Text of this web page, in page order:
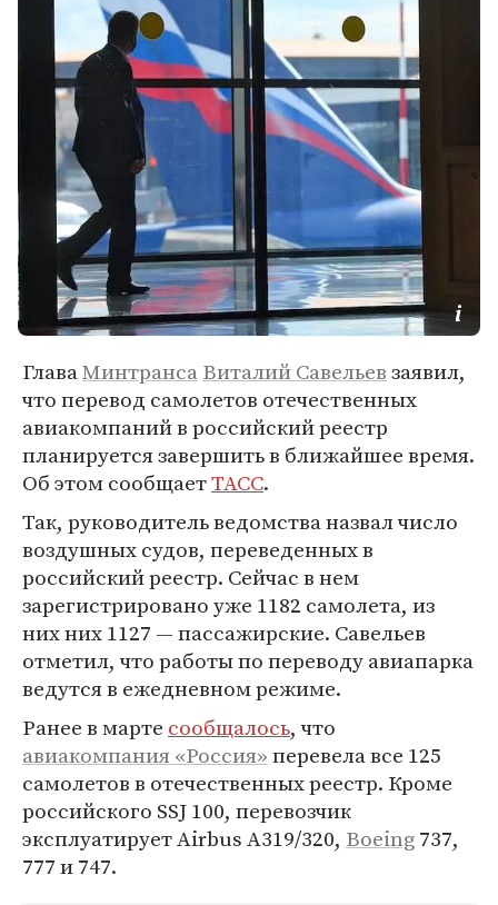
ГлаваМинтрансаВиталий Савельевзаявил,
что перевод самолетов отечественных
авиакомпаний в российский реестр
планируется завершить в ближайшее время.
Об этом сообщаетТАСС.
Так, руководитель ведомства назвал число
воздушных судов, переведенных в
российский реестр. Сейчас в нем
зарегистрировано уже 1182 самолета, из
них них 1127 — пассажирские. Савельев
отметил, что работы по переводу авиапарка
ведутся в ежедневном режиме.
Ранее в марте сообщалось, что
авиакомпания «Россия»перевела все 125
самолетов в отечественных реестр. Кроме
российского SSJ 100, перевозчик
эксплуатирует Airbus A319/320, Boeing737,
777 и 747.